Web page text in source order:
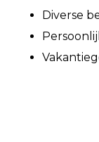
Diverse